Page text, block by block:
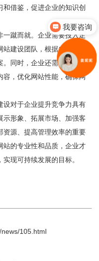
借鉴，促进企业的知识创
蹴而就。企业需要投入足
建设团队，根据自身的业
。同时，企业还需要不断关
容，优化网站性能，确保网
设对于企业提升竞争力具有
示形象、拓展市场、加强客
资源、提高管理效率的重要
站的专业性和品质，企业才
现可持续发展的目标。
105.html
你们是怎么收费的呢